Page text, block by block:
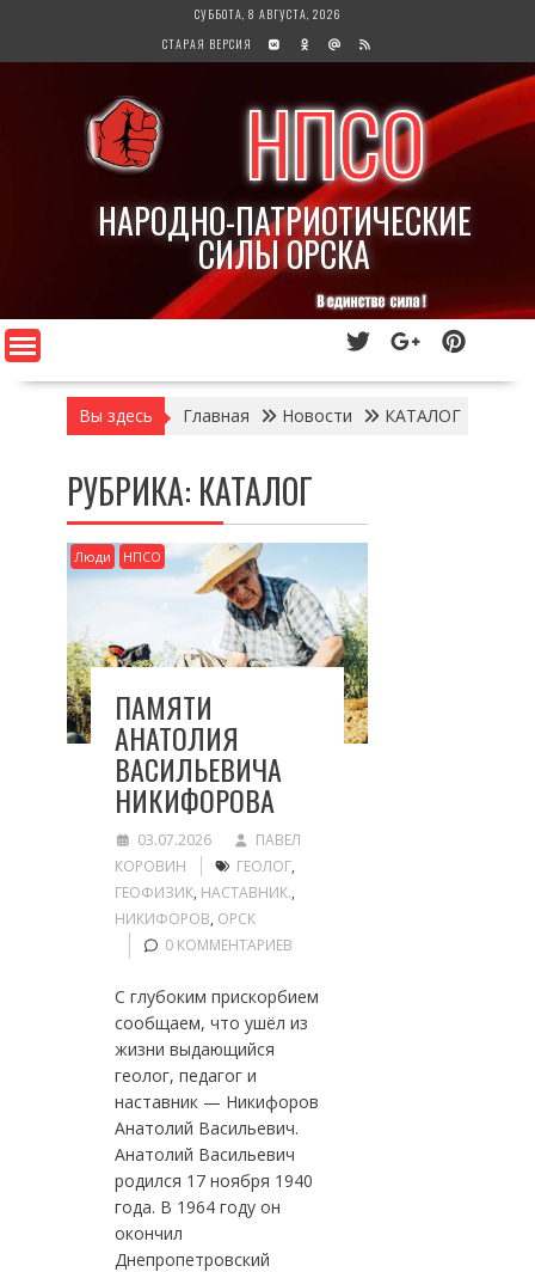
содержимому
СУББОТА, 8 АВГУСТА, 2026
СТАРАЯ ВЕРСИЯ
НПСО
НАРОДНО-ПАТРИОТИЧЕСКИЕ
СИЛЫ ОРСКА
Вы здесь Главная Новости КАТАЛОГ
РУБРИКА: КАТАЛОГ
Люди НПСО
ПАМЯТИ
АНАТОЛИЯ
ВАСИЛЬЕВИЧА
НИКИФОРОВА
03.07.2026
ПАВЕЛ
КОРОВИН
ГЕОЛОГ,
ГЕОФИЗИК, НАСТАВНИК.,
НИКИФОРОВ, ОРСК
0 КОММЕНТАРИЕВ
С глубоким прискорбием
сообщаем, что ушёл из
жизни выдающийся
геолог, педагог и
наставник — Никифоров
Анатолий Васильевич.
Анатолий Васильевич
родился 17 ноября 1940
года. В 1964 году он
окончил
Днепропетровский